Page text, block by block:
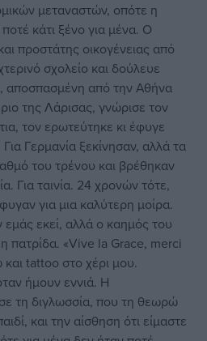
μεταναστών, οπότε η
κάτι ξένο για μένα. Ο
προστάτης οικογένειας από
σχολείο και δούλευε
από την Αθήνα
της Λάρισας, γνώρισε τον
τον ερωτεύτηκε κι έφυγε
Γερμανία ξεκίνησαν, αλλά τα
του τρένου και βρέθηκαν
Για ταινία. 24 χρονών τότε,
για μια καλύτερη μοίρα.
εκεί, αλλά ο καημός του
πατρίδα. «Vive la Grace, merci
tattoo στο χέρι μου.
ήμουν εννιά. Η
τη διγλωσσία, που τη θεωρώ
και την αίσθηση ότι είμαστε